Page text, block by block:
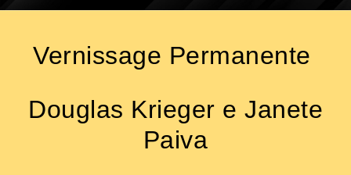
Vernissage Permanente
Douglas Krieger e Janete
Paiva